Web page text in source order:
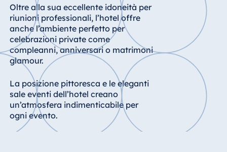
Hannover
Hotel Ingolstadt
Hotel Bellevue
Kiel
Hotel Köln
Hotel
Königswinter
Hotel Magdeburg
Hotel München
Oltre alla sua eccellente idoneità per
riunioni professionali, l’hotel offre
anche l’ambiente perfetto per
celebrazioni private come
compleanni, anniversari o matrimoni
glamour.
La posizione pittoresca e le eleganti
sale eventi dell’hotel creano
un’atmosfera indimenticabile per
ogni evento.